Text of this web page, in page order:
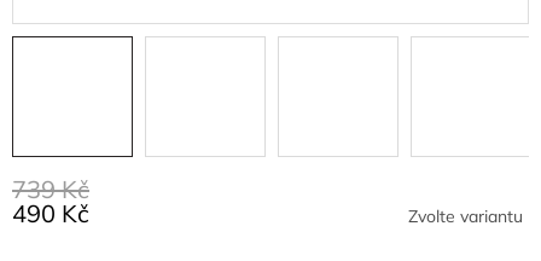
739 Kč
490 Kč
Zvolte variantu